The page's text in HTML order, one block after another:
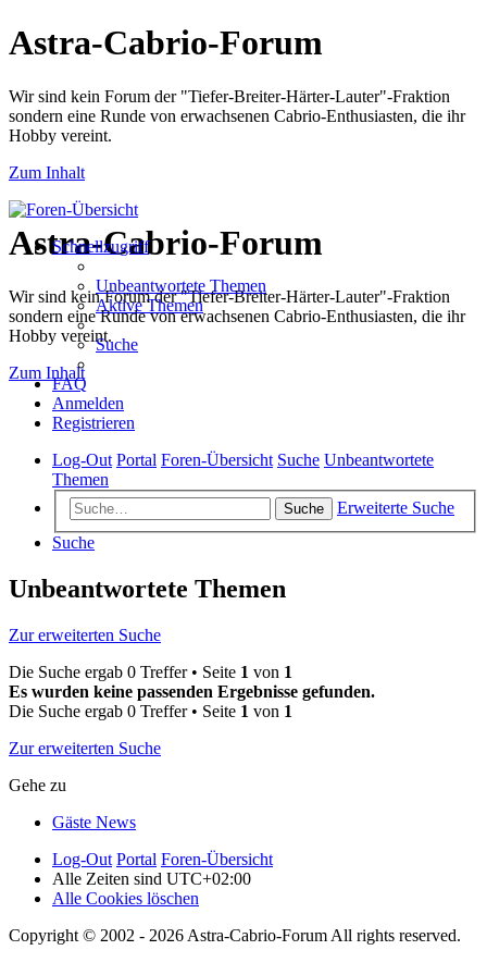
Astra-Cabrio-Forum
Wir sind kein Forum der "Tiefer-Breiter-Härter-Lauter"-Fraktion
sondern eine Runde von erwachsenen Cabrio-Enthusiasten, die ihr
Hobby vereint.
Zum Inhalt
Astra-Cabrio-Forum
Wir sind kein Forum der "Tiefer-Breiter-Härter-Lauter"-Fraktion
sondern eine Runde von erwachsenen Cabrio-Enthusiasten, die ihr
Hobby vereint.
Zum Inhalt
Schnellzugriff
Unbeantwortete Themen
Aktive Themen
Suche
FAQ
Anmelden
Registrieren
Log-Out Portal Foren-Übersicht Suche Unbeantwortete
Themen
Suche
Erweiterte Suche
Suche
Unbeantwortete Themen
Zur erweiterten Suche
Die Suche ergab 0 Treffer • Seite 1 von 1
Es wurden keine passenden Ergebnisse gefunden.
Die Suche ergab 0 Treffer • Seite 1 von 1
Zur erweiterten Suche
Gehe zu
Gäste News
Log-Out Portal Foren-Übersicht
Alle Zeiten sind UTC+02:00
Alle Cookies löschen
Copyright © 2002 - 2026 Astra-Cabrio-Forum All rights reserved.